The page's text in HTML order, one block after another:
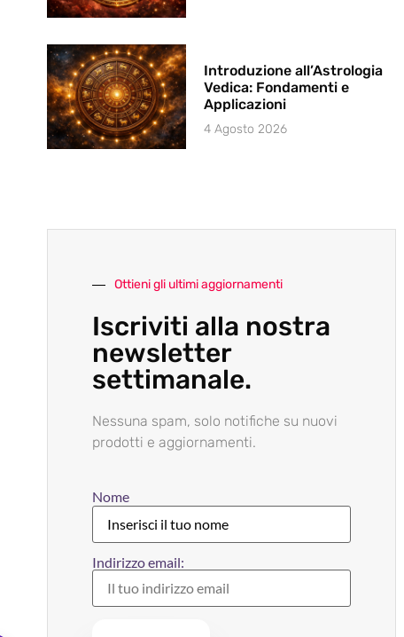
Introduzione all’Astrologia
Vedica: Fondamenti e
Applicazioni
4 Agosto 2026
Ottieni gli ultimi aggiornamenti
Iscriviti alla nostra
newsletter
settimanale.
Nessuna spam, solo notifiche su nuovi
prodotti e aggiornamenti.
Nome
Indirizzo email: